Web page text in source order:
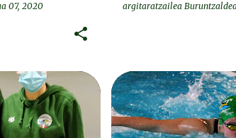
07, 2020 argitaratzailea
DEIALDIAK-CONVOCATORIAS